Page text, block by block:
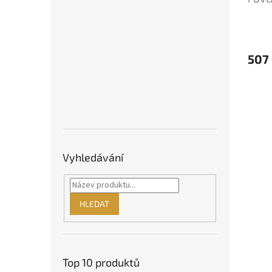
Vyhledávání
HLEDAT
Top 10 produktů
507